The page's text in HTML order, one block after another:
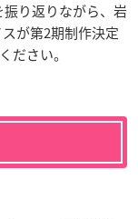
り返りながら、岩
が第2期制作決定
ださい。